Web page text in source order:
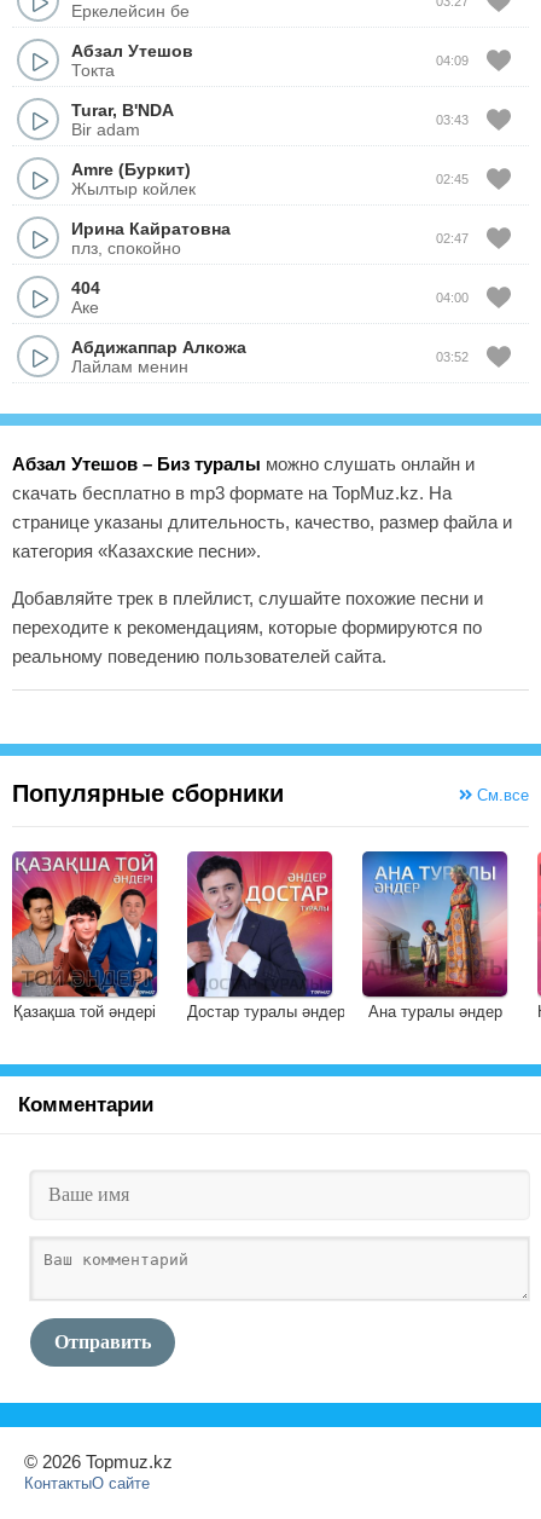
Еркелейсин бе
Абзал Утешов
Токта
04:09
Turar, B'NDA
Bir adam
03:43
Amre (Буркит)
Жылтыр койлек
02:45
Ирина Кайратовна
плз, спокойно
02:47
404
Аке
04:00
Абдижаппар Алкожа
Лайлам менин
03:52
Абзал Утешов – Биз туралы можно слушать онлайн и
скачать бесплатно в mp3 формате на TopMuz.kz. На
странице указаны длительность, качество, размер файла и
категория «Казахские песни».
Добавляйте трек в плейлист, слушайте похожие песни и
переходите к рекомендациям, которые формируются по
реальному поведению пользователей сайта.
Популярные сборники См.все
Қазақша той әндері Достар туралы әндер Ана туралы әндер
Комментарии
Отправить
© 2026 Topmuz.kz
КонтактыО сайте